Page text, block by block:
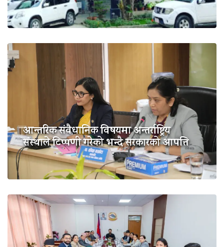
आन्तरिक संवैधानिक विषयमा अन्तर्राष्ट्रिय
संस्थाले टिप्पणी गरेको भन्दै सरकारको आपत्ति